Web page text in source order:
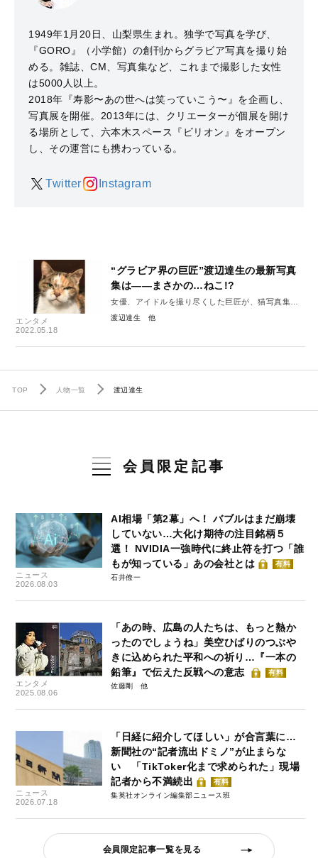
1949年1月20日、山梨県生まれ。独学で写真を学び、
『GORO』（小学館）の創刊からグラビア写真を撮り始
める。雑誌、CM、写真集など、これまで撮影した女性
は5000人以上。
2018年『寿影〜あの世へは笑っていこう〜』を企画し、
写真展を開催。2013年には、クリエーターが個展を開け
る場所として、六本木スペース『ビリオン』をオープン
し、その運営にも携わっている。
Twitter Instagram
エンタメ
2022.05.18
“グラビア界の巨匠”渡辺達生の最新写真
集は――まさかの…ねこ!?
女優、アイドルを撮り尽くした巨匠が、猫写真集発
売で、猫カメラマン宣言！
渡辺達生
TOP 人物一覧 渡辺達生
会員限定記事
ニュース
2026.08.03
AI相場「第2幕」へ！ バブルはまだ崩壊
していない…大化け期待の注目銘柄５
選！ NVIDIA一強時代に終止符を打つ「誰
もが知っている」あの会社とは
有料
石井僚一
エンタメ
2025.08.06
「あの時、広島の人たちは、もっと熱か
ったのでしょうね」美空ひばりのつぶや
きに込められた平和への祈り…『一本の
鉛筆』で伝えた反戦への意志
有料
佐藤剛
ニュース
2026.07.18
「日経に紹介してほしい」が合言葉に…
新聞社の“記者流出ドミノ”が止まらな
い 「TikToker化まで求められた」現場
記者から不満続出
有料
集英社オンライン編集部ニュース班
会員限定記事一覧を見る